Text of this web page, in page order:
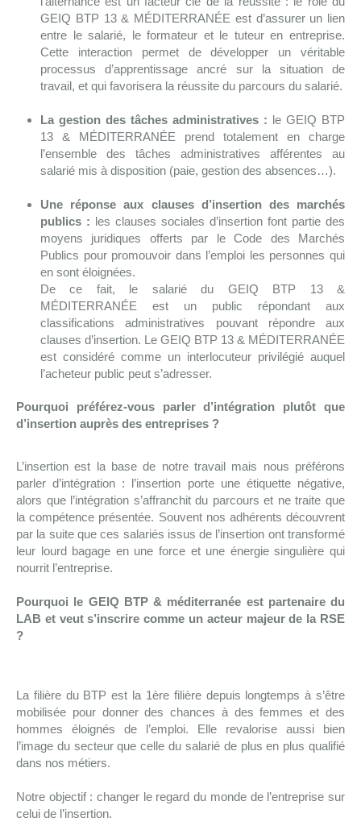
GEIQ BTP 13 & MÉDITERRANÉE est d’assurer un lien
entre le salarié, le formateur et le tuteur en entreprise.
Cette interaction permet de développer un véritable
processus d’apprentissage ancré sur la situation de
travail, et qui favorisera la réussite du parcours du salarié.
La gestion des tâches administratives : le GEIQ BTP
13 & MÉDITERRANÉE prend totalement en charge
l’ensemble des tâches administratives afférentes au
salarié mis à disposition (paie, gestion des absences…).
Une réponse aux clauses d’insertion des marchés
publics : les clauses sociales d’insertion font partie des
moyens juridiques offerts par le Code des Marchés
Publics pour promouvoir dans l’emploi les personnes qui
en sont éloignées.
De ce fait, le salarié du GEIQ BTP 13 &
MÉDITERRANÉE est un public répondant aux
classifications administratives pouvant répondre aux
clauses d’insertion. Le GEIQ BTP 13 & MÉDITERRANÉE
est considéré comme un interlocuteur privilégié auquel
l’acheteur public peut s’adresser.
Pourquoi préférez-vous parler d’intégration plutôt que
d’insertion auprès des entreprises ?
L’insertion est la base de notre travail mais nous préférons
parler d’intégration : l’insertion porte une étiquette négative,
alors que l’intégration s’affranchit du parcours et ne traite que
la compétence présentée. Souvent nos adhérents découvrent
par la suite que ces salariés issus de l’insertion ont transformé
leur lourd bagage en une force et une énergie singulière qui
nourrit l’entreprise.
Pourquoi le GEIQ BTP & méditerranée est partenaire du
LAB et veut s’inscrire comme un acteur majeur de la RSE
?
La filière du BTP est la 1ère filière depuis longtemps à s’être
mobilisée pour donner des chances à des femmes et des
hommes éloignés de l’emploi. Elle revalorise aussi bien
l’image du secteur que celle du salarié de plus en plus qualifié
dans nos métiers.
Notre objectif : changer le regard du monde de l’entreprise sur
celui de l’insertion.